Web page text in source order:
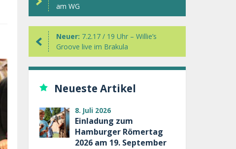
am WG
Neuer: 7.2.17 / 19 Uhr – Willie’s
Groove live im Brakula
Neueste Artikel
8. Juli 2026
Einladung zum
Hamburger Römertag
2026 am 19. September